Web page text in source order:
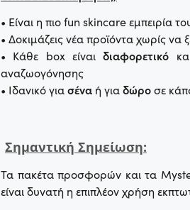
• Είναι η πιο fun skincare εμπειρία
• Δοκιμάζεις νέα προϊόντα χωρίς
• Κάθε box είναιδιαφορετικό
αναζωογόνησης
• Ιδανικό γιασένα ή γιαδώροσε
Σημαντική Σημείωση:
Τα πακέτα προσφορών και τα
είναι δυνατή η επιπλέον χρήση